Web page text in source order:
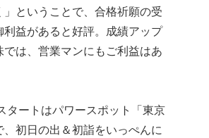
」ということで、合格祈願の受
利益があると好評。成績アップ
では、営業マンにもご利益はあ
タートはパワースポット「東京
、初日の出＆初詣をいっぺんに